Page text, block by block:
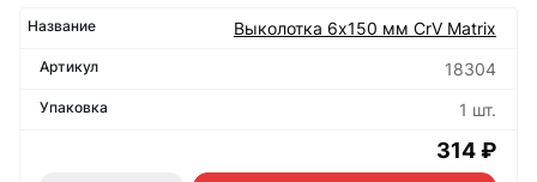
Выколотка 6х150 мм CrV Matrix
18304
1 шт.
314 ₽